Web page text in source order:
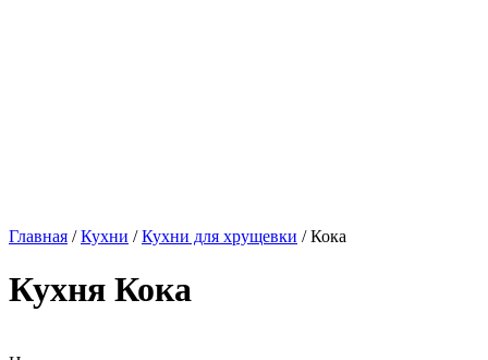
Главная /Кухни /Кухни для хрущевки / Кока
Кухня Кока